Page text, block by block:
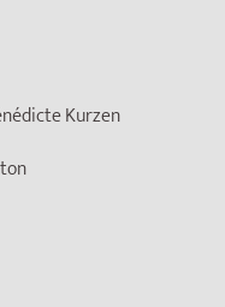
Kurzen